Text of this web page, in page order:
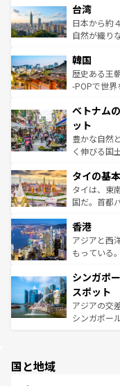
人々、おい
ク、伝統的
っている。
はコンテンツ
リアリーフ
ク）、タス
ど、見どこ
いる。アク
ビング、ハ
い。オース
参照してほ
台湾
日本から約
自然が織り
ン）、静ひ
と山間の静
驚きをもた
容にもいい
照してほし
韓国
歴史ある王
-POPで世界
き、地方に
できる。そ
まで、さま
らではのナ
覧 を参照し
ベトナム
ット
豊かな自然
く伸びる国
急速な発展
ーチミン市
醸し出して
とつ。フォ
ひ現地で味
が旅行者を
参照してほ
タイの基
タイは、東
国だ。首都
の活気が交
帯で自然と
いビーチで
激する。気
が待ってい
た文化、そ
ける
香港
アジアと西
もっている
み、どこを
ており、効
うな絶景か
そう。
シンガポ
スポット
アジアの交
シンガポー
国と地域